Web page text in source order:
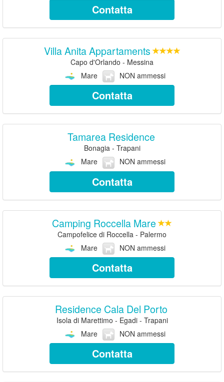
Contatta
Villa Anita Appartaments
Capo d'Orlando - Messina
Mare
NON ammessi
Contatta
Tamarea Residence
Bonagia - Trapani
Mare
NON ammessi
Contatta
Camping Roccella Mare
Campofelice di Roccella - Palermo
Mare
NON ammessi
Contatta
Residence Cala Del Porto
Isola di Marettimo - Egadi - Trapani
Mare
NON ammessi
Contatta